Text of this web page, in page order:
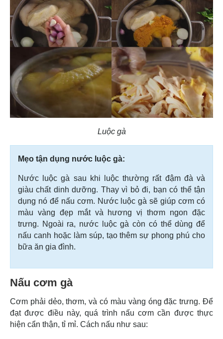
Luộc gà
Mẹo tận dụng nước luộc gà:
Nước luộc gà sau khi luộc thường rất đậm đà và
giàu chất dinh dưỡng. Thay vì bỏ đi, bạn có thể tận
dụng nó để nấu cơm. Nước luộc gà sẽ giúp cơm có
màu vàng đẹp mắt và hương vị thơm ngon đặc
trưng. Ngoài ra, nước luộc gà còn có thể dùng để
nấu canh hoặc làm súp, tạo thêm sự phong phú cho
bữa ăn gia đình.
Nấu cơm gà
Cơm phải dẻo, thơm, và có màu vàng óng đặc trưng. Để
đạt được điều này, quá trình nấu cơm cần được thực
hiện cẩn thận, tỉ mỉ. Cách nấu như sau: